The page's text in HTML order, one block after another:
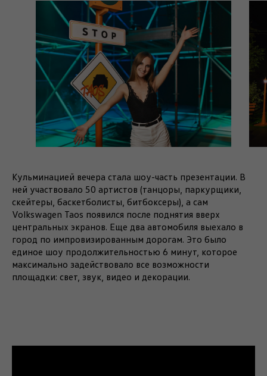
Кульминацией вечера стала шоу-часть презентации. В
ней участвовало 50 артистов (танцоры, паркурщики,
скейтеры, баскетболисты, битбоксеры), а сам
Volkswagen Taos появился после поднятия вверх
центральных экранов. Еще два автомобиля выехало в
город по импровизированным дорогам. Это было
единое шоу продолжительностью 6 минут, которое
максимально задействовало все возможности
площадки: свет, звук, видео и декорации.